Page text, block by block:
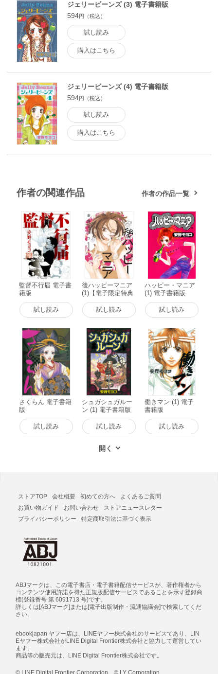
ジェリービーンズ (3) 電子書籍版
594円（税込）
試し読み
購入はこちら
ジェリービーンズ (4) 電子書籍版
594円（税込）
試し読み
購入はこちら
作者の関連作品 作者の作品一覧
監督不行届 電子書
籍版
試し読み
後ハッピーマニア
(1)【電子限定特典
付】 電子書籍版
試し読み
ハッピー・マニア
(1) 電子書籍版
試し読み
さくらん 電子書籍
版
試し読み
シュガシュガルー
ン (1) 電子書籍版
試し読み
働きマン (1) 電子
書籍版
試し読み
ストアTOP 会社概要 初めての方へ
よくあるご質問
お買い物ガイド
お問い合わせ
ストアニュースレター
プライバシーポリシー
特定商取引法に基づく表示
ABJマークは、この電子書店・電子書籍配信サービスが、著作権者から
コンテンツ使用許諾を得た正規版配信サービスであることを示す登録商
標(登録番号 第 6091713 号)です。
詳しくは[ABJマーク]または[電子出版制作・流通協議会]で検索してくだ
さい。
ebookjapan ヤフー店は、LINEヤフー株式会社のサービスであり、LIN
Eヤフー株式会社がLINE Digital Frontier株式会社と協力して運営してい
ます。
商品等の販売元は、LINE Digital Frontier株式会社です。
© LINE Digital Frontier Corporation © LY Corporation